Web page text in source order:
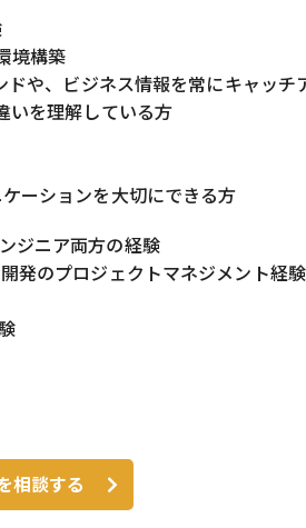
境構築
や、ビジネス情報を常にキャッチ
いを理解している方
ーションを大切にできる方
ジニア両方の経験
発のプロジェクトマネジメント経験
相談する